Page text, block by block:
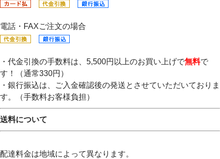
電話・FAXご注文の場合
・代金引換の手数料は、5,500円以上のお買い上げで無料で
す！（通常330円）
・銀行振込は、ご入金確認後の発送とさせていただいておりま
す。（手数料お客様負担）
送料について
配達料金は地域によって異なります。